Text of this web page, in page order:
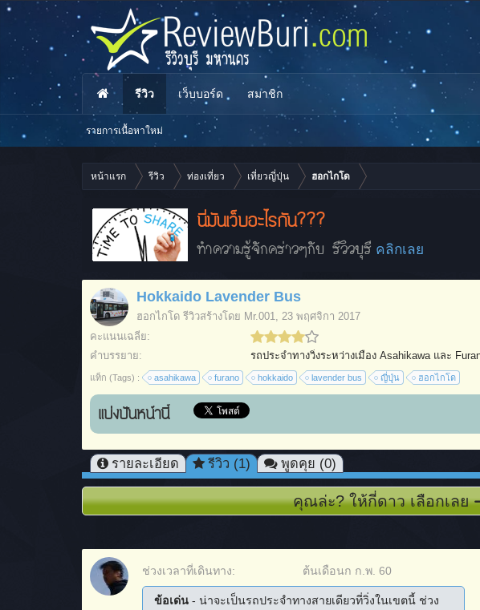
หน้าแรก รีวิว ท่องเที่ยว เที่ยวญี่ปุ่น ฮอกไกโด
นี่มันเว็บอะไรกัน???
ทำความรู้จักคร่าวๆกับ รีวิวบุรี คลิกเลย
Hokkaido Lavender Bus
ฮอกไกโด รีวิวสร้างโดย Mr.001, 23 พฤศจิกา 2017
คะแนนเฉลี่ย:
คำบรรยาย:
รถประจำทางวิ่งระหว่างเมือง Asahikawa และ
แท็ก (Tags) : asahikawa furano hokkaido lavender bus ญี่ปุุ่น ฮอกไกโด
แบ่งปันหน้านี้
รายละเอียด รีวิว (1) พูดคุย (0)
คุณล่ะ? ให้กี่ดาว เลือกเล
ช่วงเวลาที่เดินทาง: ต้นเดือนก ก.พ. 60
ข้อเด่น - น่าจะเป็นรถประจำทางสายเดียวที่วิ่งในเขตนี้ ช่วง
รีวิว
รายการเนื้อหาใหม่
เว็บบอร์ด สมาชิก